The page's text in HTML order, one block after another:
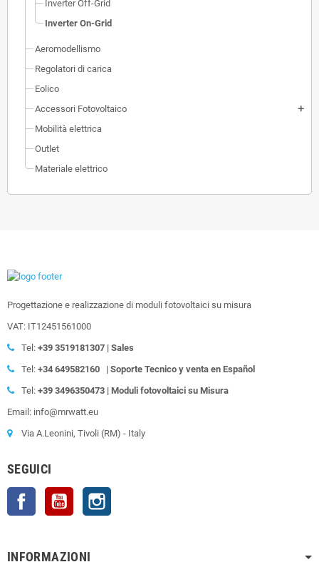
Inverter Off-Grid
Inverter On-Grid
Aeromodellismo
Regolatori di carica
Eolico
Accessori Fotovoltaico
add
Mobilità elettrica
Outlet
Materiale elettrico
Progettazione e realizzazione di moduli fotovoltaici su misura
VAT: IT12451561000
Tel: +39 3519181307 | Sales
Tel: +34 649582160 | Soporte Tecnico y venta en Español
Tel: +39 3496350473 | Moduli fotovoltaici su Misura
Email: info@mrwatt.eu
Via A.Leonini, Tivoli (RM) - Italy
SEGUICI
Facebook YouTube
INFORMAZIONI